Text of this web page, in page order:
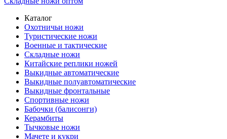
Каталог
Охотничьи ножи
Туристические ножи
Военные и тактические
Складные ножи
Китайские реплики ножей
Выкидные автоматические
Выкидные полуавтоматические
Выкидные фронтальные
Спортивные ножи
Бабочки (балисонги)
Керамбиты
Тычковые ножи
Мачете и кукри